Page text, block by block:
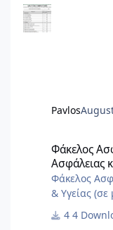
Pavlos
Φάκελος
Ασφάλειας
Φάκελος
& Υγείας (σε
γραμμές
μπορούν να
4